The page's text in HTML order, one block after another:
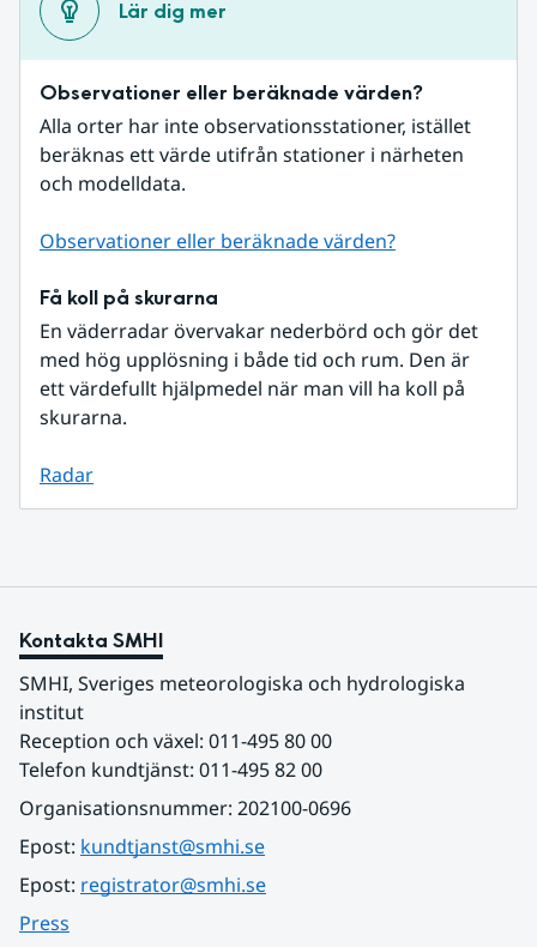
Lär dig mer
Observationer eller beräknade värden?
Alla orter har inte observationsstationer, istället
beräknas ett värde utifrån stationer i närheten
och modelldata.
Observationer eller beräknade värden?
Få koll på skurarna
En väderradar övervakar nederbörd och gör det
med hög upplösning i både tid och rum. Den är
ett värdefullt hjälpmedel när man vill ha koll på
skurarna.
Radar
Kontakta SMHI
SMHI, Sveriges meteorologiska och hydrologiska
institut
Reception och växel: 011-495 80 00
Telefon kundtjänst: 011-495 82 00
Organisationsnummer: 202100-0696
Epost: kundtjanst@smhi.se
Epost: registrator@smhi.se
Press